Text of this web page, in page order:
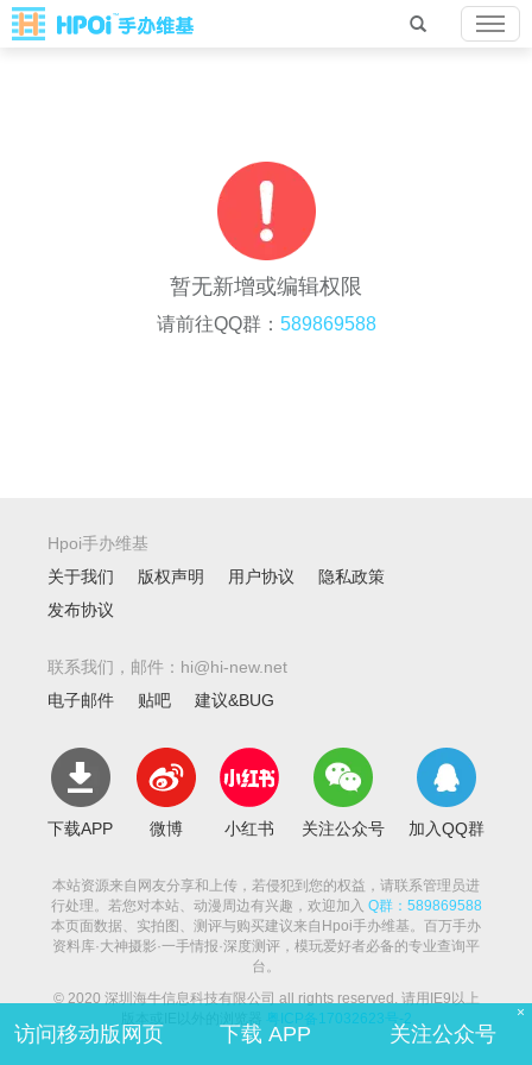
暂无新增或编辑权限
请前往QQ群： 589869588
Hpoi手办维基
关于我们
版权声明 用户协议
隐私政策
发布协议
联系我们，邮件：hi@hi-new.net
电子邮件
贴吧 建议&BUG
下载APP 微博 小红书 关注公众号 加入QQ群
本站资源来自网友分享和上传，若侵犯到您的权益，请联系管理员进
行处理。若您对本站、动漫周边有兴趣，欢迎加入 Q群：589869588
本页面数据、实拍图、测评与购买建议来自Hpoi手办维基。百万手办
资料库·大神摄影·一手情报·深度测评，模玩爱好者必备的专业查询平
台。
© 2020 深圳海牛信息科技有限公司 all rights reserved. 请用IE9以上
粤ICP备17032623号-2
访问移动版网页 下载 APP 关注公众号
×